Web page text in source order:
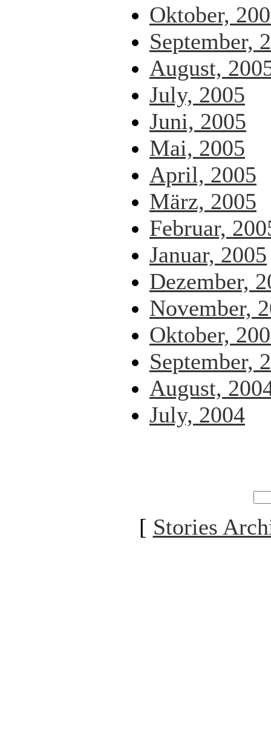
Oktober,
September,
August,
July, 2005
Juni, 2005
Mai, 2005
April, 2005
März, 2005
Februar,
Januar, 2005
Dezember,
November,
Oktober,
September,
August,
July, 2004
[ Stories